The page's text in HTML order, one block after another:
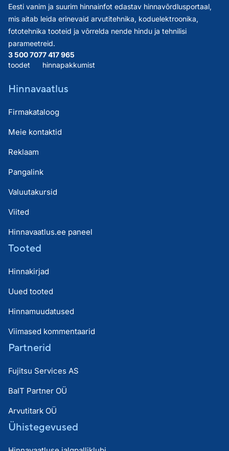
Eesti vanim ja suurim hinnainfot edastav hinnavõrdlusportaal,
mis aitab leida erinevaid arvutitehnika, koduelektroonika,
fototehnika tooteid ja võrrelda nende hindu ja tehnilisi
parameetreid.
3 500 707
toodet
7 417 965
hinnapakkumist
Hinnavaatlus
Firmakataloog
Meie kontaktid
Reklaam
Pangalink
Valuutakursid
Viited
Hinnavaatlus.ee paneel
Tooted
Hinnakirjad
Uued tooted
Hinnamuudatused
Viimased kommentaarid
Partnerid
Fujitsu Services AS
BaIT Partner OÜ
Arvutitark OÜ
Ühistegevused